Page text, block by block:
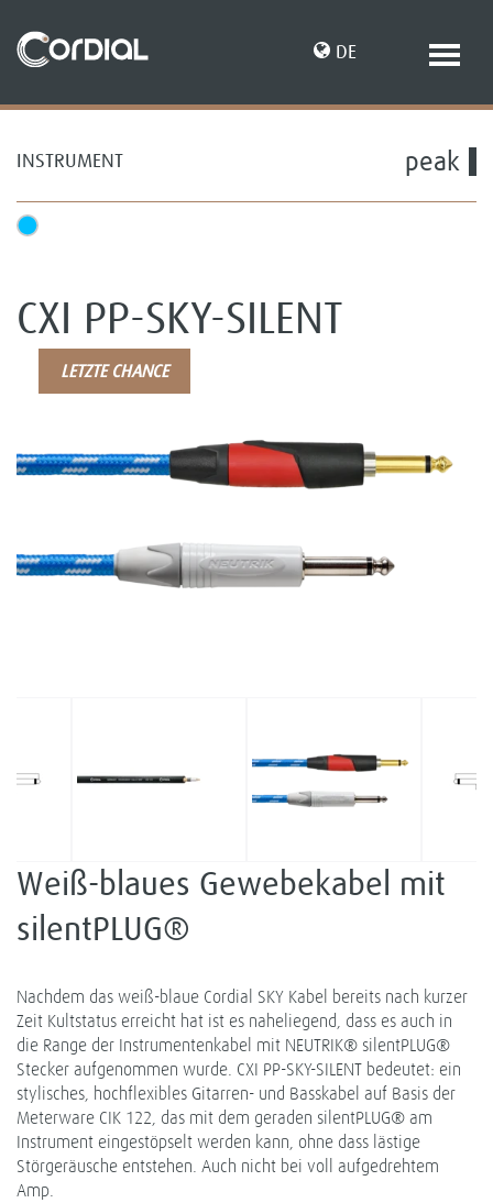
DE
INSTRUMENT peak
CXI PP-SKY-SILENT
LETZTE CHANCE
Weiß-blaues Gewebekabel mit
silentPLUG®
Nachdem das weiß-blaue Cordial SKY Kabel bereits nach kurzer
Zeit Kultstatus erreicht hat ist es naheliegend, dass es auch in
die Range der Instrumentenkabel mit NEUTRIK® silentPLUG®
Stecker aufgenommen wurde. CXI PP-SKY-SILENT bedeutet: ein
stylisches, hochflexibles Gitarren- und Basskabel auf Basis der
Meterware CIK 122, das mit dem geraden silentPLUG® am
Instrument eingestöpselt werden kann, ohne dass lästige
Störgeräusche entstehen. Auch nicht bei voll aufgedrehtem
Amp.